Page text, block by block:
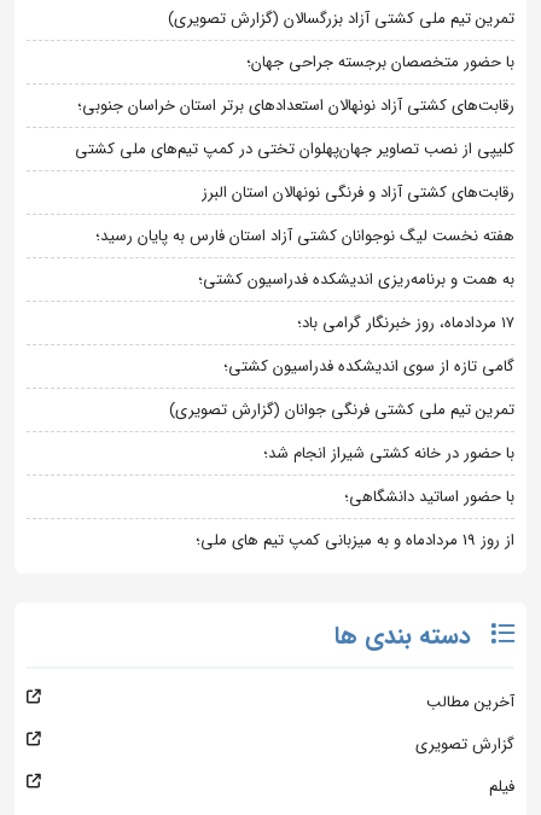
تمرین تیم ملی کشتی آزاد بزرگسالان (گزارش تصویری)
با حضور متخصصان برجسته جراحی جهان؛
رقابت‌های کشتی آزاد نونهالان استعدادهای برتر استان خراسان جنوبی؛
کلیپی از نصب تصاویر جهان‌پهلوان تختی در کمپ تیم‌های ملی کشتی
رقابت‌های کشتی آزاد و فرنگی نونهالان استان البرز
هفته نخست لیگ نوجوانان کشتی آزاد استان فارس به پایان رسید؛
به همت و برنامه‌ریزی اندیشکده فدراسیون کشتی؛
۱۷ مردادماه، روز خبرنگار گرامی باد؛
گامی تازه از سوی اندیشکده فدراسیون کشتی؛
تمرین تیم ملی کشتی فرنگی جوانان (گزارش تصویری)
با حضور در خانه کشتی شیراز انجام شد؛
با حضور اساتید دانشگاهی؛
از روز 19 مردادماه و به میزبانی کمپ تیم های ملی؛
دسته بندی ها
آخرین مطالب
گزارش تصویری
فیلم